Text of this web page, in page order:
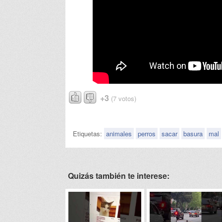
+3 (7 votos)
Etiquetas: animales perros sacar basura mal
Quizás también te interese: